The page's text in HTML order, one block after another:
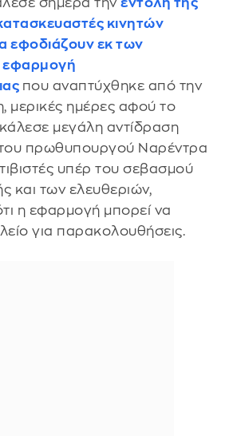
σήμερα την εντολή της
κινητών
εφοδιάζουν εκ των
εφαρμογή
που αναπτύχθηκε από την
μερικές ημέρες αφού το
μεγάλη αντίδραση
πρωθυπουργού Ναρέντρα
υπέρ του σεβασμού
και των ελευθεριών,
η εφαρμογή μπορεί να
για παρακολουθήσεις.